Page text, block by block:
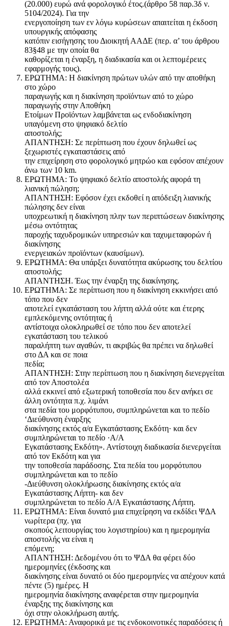
(20.000) ευρώ ανά φορολογικό έτος.(άρθρο 58 παρ.3δ ν.
5104/2024). Για την
ενεργοποίηση των εν λόγω κυρώσεων απαιτείται η έκδοση
υπουργικής απόφασης
κατόπιν εισήγησης του Διοικητή ΑΑΔΕ (περ. α’ του άρθρου
83§48 με την οποία θα
καθορίζεται η έναρξη, η διαδικασία και οι λεπτομέρειες
εφαρμογής τους).
ΕΡΩΤΗΜΑ: Η διακίνηση πρώτων υλών από την αποθήκη
στο χώρο
παραγωγής και η διακίνηση προϊόντων από το χώρο
παραγωγής στην Αποθήκη
Ετοίμων Προϊόντων λαμβάνεται ως ενδοδιακίνηση
υπαγόμενη στο ψηφιακό δελτίο
αποστολής;
ΑΠΑΝΤΗΣΗ: Σε περίπτωση που έχουν δηλωθεί ως
ξεχωριστές εγκαταστάσεις από
την επιχείρηση στο φορολογικό μητρώο και εφόσον απέχουν
άνω των 10 km.
ΕΡΩΤΗΜΑ: Το ψηφιακό δελτίο αποστολής αφορά τη
λιανική πώληση;
ΑΠΑΝΤΗΣΗ: Εφόσον έχει εκδοθεί η απόδειξη λιανικής
πώλησης δεν είναι
υποχρεωτική η διακίνηση πλην των περιπτώσεων διακίνησης
μέσω οντότητας
παροχής ταχυδρομικών υπηρεσιών και ταχυμεταφορών ή
διακίνησης
ενεργειακών προϊόντων (καυσίμων).
ΕΡΩΤΗΜΑ: Θα υπάρξει δυνατότητα ακύρωσης του δελτίου
αποστολής;
ΑΠΑΝΤΗΣΗ. Έως την έναρξη της διακίνησης.
ΕΡΩΤΗΜΑ: Σε περίπτωση που η διακίνηση εκκινήσει από
τόπο που δεν
αποτελεί εγκατάσταση του λήπτη αλλά ούτε και έτερης
εμπλεκόμενης οντότητας ή
αντίστοιχα ολοκληρωθεί σε τόπο που δεν αποτελεί
εγκατάσταση του τελικού
παραλήπτη των αγαθών, τι ακριβώς θα πρέπει να δηλωθεί
στο ΔΑ και σε ποια
πεδία;
ΑΠΑΝΤΗΣΗ: Στην περίπτωση που η διακίνηση διενεργείται
από τον Αποστολέα
αλλά εκκινεί από εξωτερική τοποθεσία που δεν ανήκει σε
άλλη οντότητα π.χ. λιμάνι
στα πεδία του μορφότυπου, συμπληρώνεται και το πεδίο
‘Διεύθυνση έναρξης
διακίνησης εκτός α/α Εγκατάστασης Εκδότη· και δεν
συμπληρώνεται το πεδίο ·Α/Α
Εγκατάστασης Εκδότη». Αντίστοιχη διαδικασία διενεργείται
από τον Εκδότη και για
την τοποθεσία παράδοσης. Στα πεδία του μορφότυπου
συμπληρώνεται και το πεδίο
-Διεύθυνση ολοκλήρωσης διακίνησης εκτός α/α
Εγκατάστασης Λήπτη- και δεν
συμπληρώνεται το πεδίο Α/Α Εγκατάστασης Λήπτη.
ΕΡΩΤΗΜΑ: Είναι δυνατό μια επιχείρηση να εκδίδει ΨΔΑ
νωρίτερα (πχ. για
σκοπούς λειτουργίας του λογιστηρίου) και η ημερομηνία
αποστολής να είναι η
επόμενη;
ΑΠΑΝΤΗΣΗ: Δεδομένου ότι το ΨΔΑ θα φέρει δύο
ημερομηνίες (έκδοσης και
διακίνησης είναι δυνατό οι δύο ημερομηνίες να απέχουν κατά
πέντε (5) ημέρες. Η
ημερομηνία διακίνησης αναφέρεται στην ημερομηνία
έναρξης της διακίνησης και
όχι στην ολοκλήρωση αυτής.
ΕΡΩΤΗΜΑ: Αναφορικά με τις ενδοκοινοτικές παραδόσεις ή